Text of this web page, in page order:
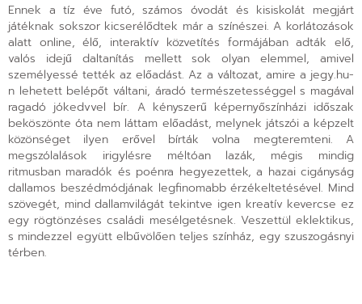
Ennek a tíz éve futó, számos óvodát és kisiskolát megjárt
játéknak sokszor kicserélődtek már a színészei. A korlátozások
alatt online, élő, interaktív közvetítés formájában adták elő,
valós idejű daltanítás mellett sok olyan elemmel, amivel
személyessé tették az előadást. Az a változat, amire a jegy.hu-
n lehetett belépőt váltani, áradó természetességgel s magával
ragadó jókedvvel bír. A kényszerű képernyőszínházi időszak
beköszönte óta nem láttam előadást, melynek játszói a képzelt
közönséget ilyen erővel bírták volna megteremteni. A
megszólalások irigylésre méltóan lazák, mégis mindig
ritmusban maradók és poénra hegyezettek, a hazai cigányság
dallamos beszédmódjának legfinomabb érzékeltetésével. Mind
szövegét, mind dallamvilágát tekintve igen kreatív kevercse ez
egy rögtönzéses családi mesélgetésnek. Veszettül eklektikus,
s mindezzel együtt elbűvölően teljes színház, egy szuszogásnyi
térben.